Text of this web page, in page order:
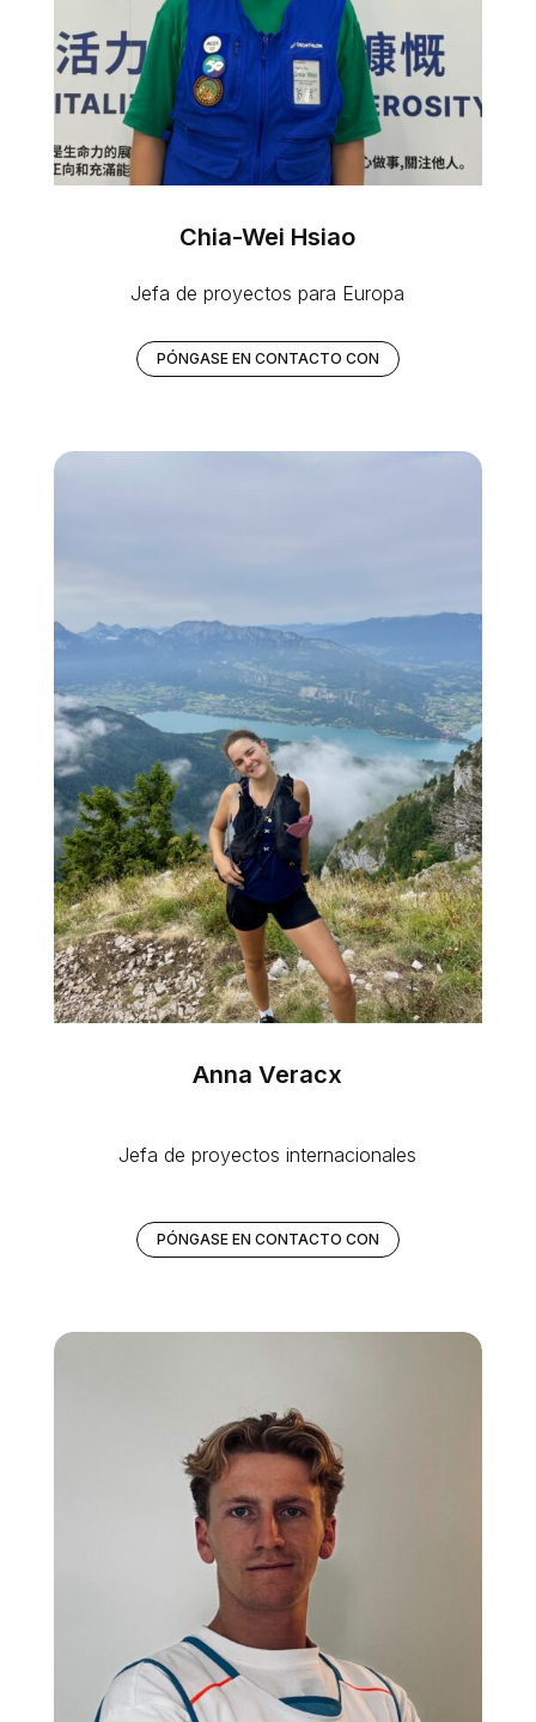
Chia-Wei Hsiao
Jefa de proyectos para Europa
PÓNGASE EN CONTACTO CON
Anna Veracx
Jefa de proyectos internacionales
PÓNGASE EN CONTACTO CON